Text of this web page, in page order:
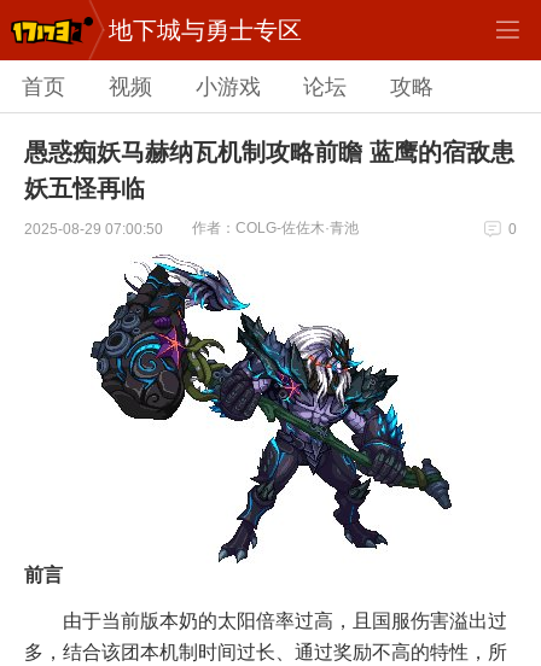
地下城与勇士专区
首页 视频 小游戏 论坛 攻略
愚惑痴妖马赫纳瓦机制攻略前瞻 蓝鹰的宿敌患
妖五怪再临
2025-08-29 07:00:50 作者：COLG-佐佐木·青池 0
前言
由于当前版本奶的太阳倍率过高，且国服伤害溢出过
多，结合该团本机制时间过长、通过奖励不高的特性，所